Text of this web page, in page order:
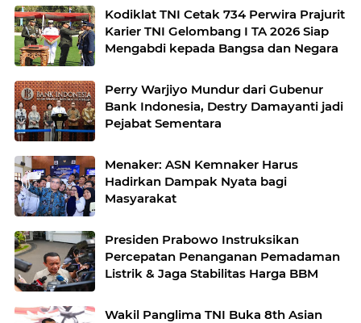
Kodiklat TNI Cetak 734 Perwira Prajurit
Karier TNI Gelombang I TA 2026 Siap
Mengabdi kepada Bangsa dan Negara
Perry Warjiyo Mundur dari Gubenur
Bank Indonesia, Destry Damayanti jadi
Pejabat Sementara
Menaker: ASN Kemnaker Harus
Hadirkan Dampak Nyata bagi
Masyarakat
Presiden Prabowo Instruksikan
Percepatan Penanganan Pemadaman
Listrik & Jaga Stabilitas Harga BBM
Wakil Panglima TNI Buka 8th Asian